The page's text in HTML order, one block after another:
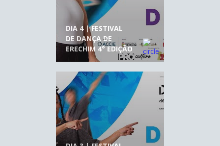
DIA 4 | FESTIVAL
DE DANÇA DE
ERECHIM 4° EDIÇÃO